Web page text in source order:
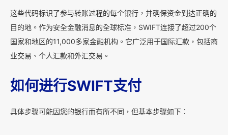
这些代码标识了参与转账过程的每个银行，并确保资金到达正确的
目的地。作为安全金融消息的全球标准，SWIFT连接了超过200个
国家和地区的11,000多家金融机构。它广泛用于国际汇款，包括商
业交易、个人汇款和外汇交易。
如何进行SWIFT支付
具体步骤可能因您的银行而有所不同，但基本步骤如下：